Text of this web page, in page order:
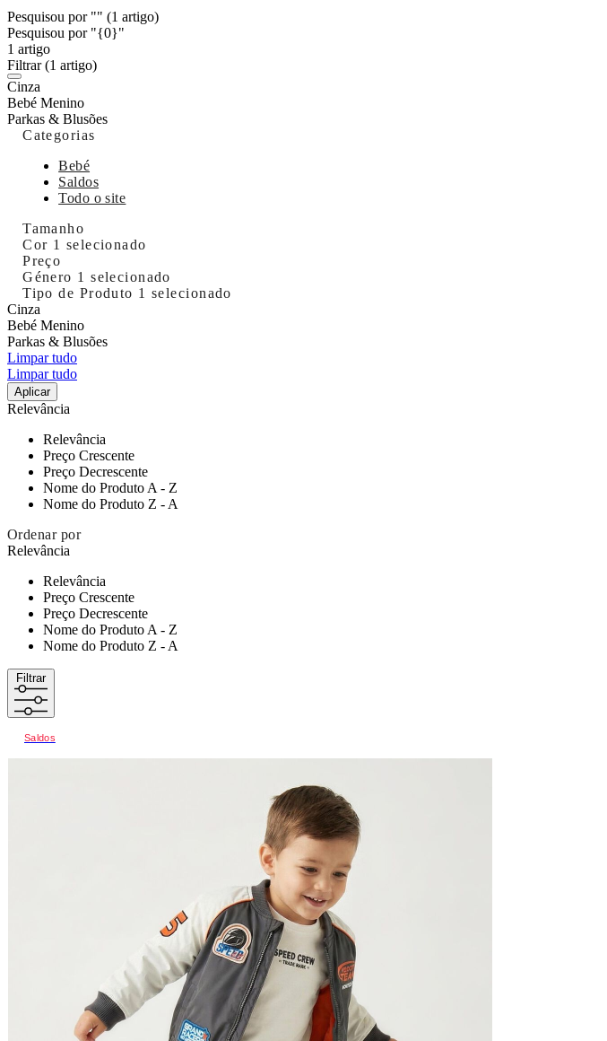
Pesquisou por "" (1 artigo)
Pesquisou por "{0}"
1 artigo
Filtrar(1 artigo)
Cinza
Bebé Menino
Parkas & Blusões
Categorias
Bebé
Saldos
Todo o site
Tamanho
Cor 1 selecionado
Preço
Género 1 selecionado
Tipo de Produto 1 selecionado
Cinza
Bebé Menino
Parkas & Blusões
Limpar tudo
Limpar tudo
Aplicar
Relevância
Relevância
Preço Crescente
Preço Decrescente
Nome do Produto A - Z
Nome do Produto Z - A
Ordenar por
Relevância
Relevância
Preço Crescente
Preço Decrescente
Nome do Produto A - Z
Nome do Produto Z - A
Filtrar
Saldos